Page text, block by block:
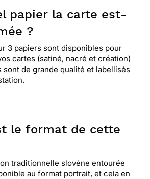
papier la carte est-
?
3 papiers sont disponibles pour
cartes (satiné, nacré et création)
sont de grande qualité et labellisés
le format de cette
traditionnelle slovène entourée
au format portrait, et cela en